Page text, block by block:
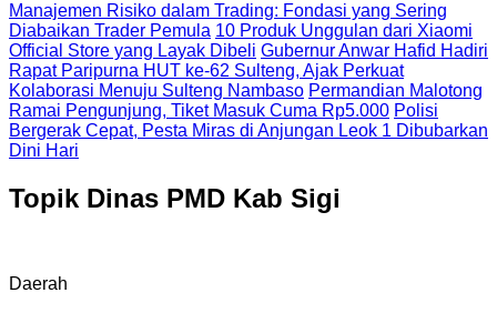
Manajemen Risiko dalam Trading: Fondasi yang Sering
Diabaikan Trader Pemula 10 Produk Unggulan dari Xiaomi
Official Store yang Layak Dibeli Gubernur Anwar Hafid Hadiri
Rapat Paripurna HUT ke-62 Sulteng, Ajak Perkuat
Kolaborasi Menuju Sulteng Nambaso Permandian Malotong
Ramai Pengunjung, Tiket Masuk Cuma Rp5.000 Polisi
Bergerak Cepat, Pesta Miras di Anjungan Leok 1 Dibubarkan
Dini Hari
Topik Dinas PMD Kab Sigi
Daerah